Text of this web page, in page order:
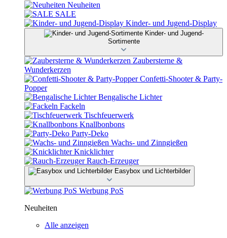
Neuheiten
SALE
Kinder- und Jugend-Display
Kinder- und Jugend-
Sortimente
Zaubersterne &
Wunderkerzen
Confetti-Shooter & Party-
Popper
Bengalische Lichter
Fackeln
Tischfeuerwerk
Knallbonbons
Party-Deko
Wachs- und Zinngießen
Knicklichter
Rauch-Erzeuger
Easybox und Lichterbilder
Werbung PoS
Neuheiten
Alle anzeigen